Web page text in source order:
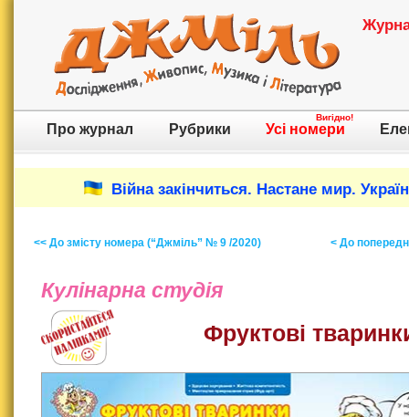
Про журнал Рубрики Усі номери
Вигідно!
Війна закінчиться. Настане мир.
<< До змісту номера (“Джміль” № 9 /2020) < До
Кулінарна студія
Фруктові